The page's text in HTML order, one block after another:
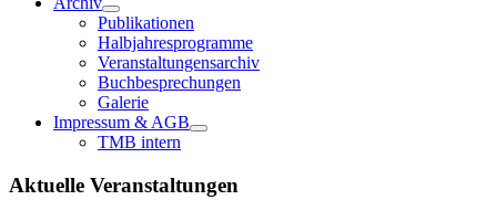
Publikationen
Halbjahresprogramme
Veranstaltungensarchiv
Buchbesprechungen
Galerie
Impressum & AGB
TMB intern
Aktuelle Veranstaltungen